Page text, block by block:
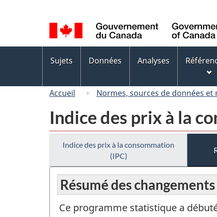
de
la
langue
des
Sujets Données Analyses
Accueil Normes, sources de données et
Indice des prix à la
Indice des prix à la consommation
(IPC)
Résumé des changements
Ce programme statistique a